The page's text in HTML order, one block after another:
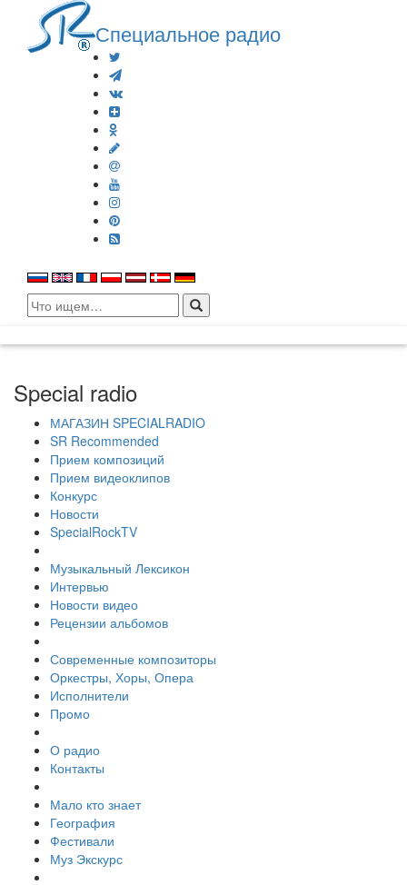
Специальное радио
Search
for:
Special radio
МАГАЗИН SPECIALRADIO
SR Recommended
Прием композиций
Прием видеоклипов
Конкурс
Новости
SpecialRockTV
Музыкальный Лексикон
Интервью
Новости видео
Рецензии альбомов
Современные композиторы
Оркестры, Хоры, Опера
Исполнители
Промо
О радио
Контакты
Мало кто знает
География
Фестивали
Муз Экскурс